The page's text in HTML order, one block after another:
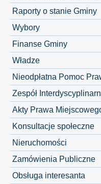
Raporty o stanie Gminy
Wybory
Finanse Gminy
Władze
Nieodpłatna Pomoc
Zespół
Akty Prawa
Konsultacje społeczne
Nieruchomości
Zamówienia Publiczne
Obsługa interesanta